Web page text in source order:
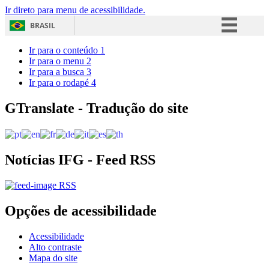
Ir direto para menu de acessibilidade.
BRASIL
Acesso à informação
Ir para o conteúdo 1
Ir para o menu 2
Ir para a busca 3
Ir para o rodapé 4
GTranslate - Tradução do site
Notícias IFG - Feed RSS
RSS
Opções de acessibilidade
Acessibilidade
Alto contraste
Mapa do site